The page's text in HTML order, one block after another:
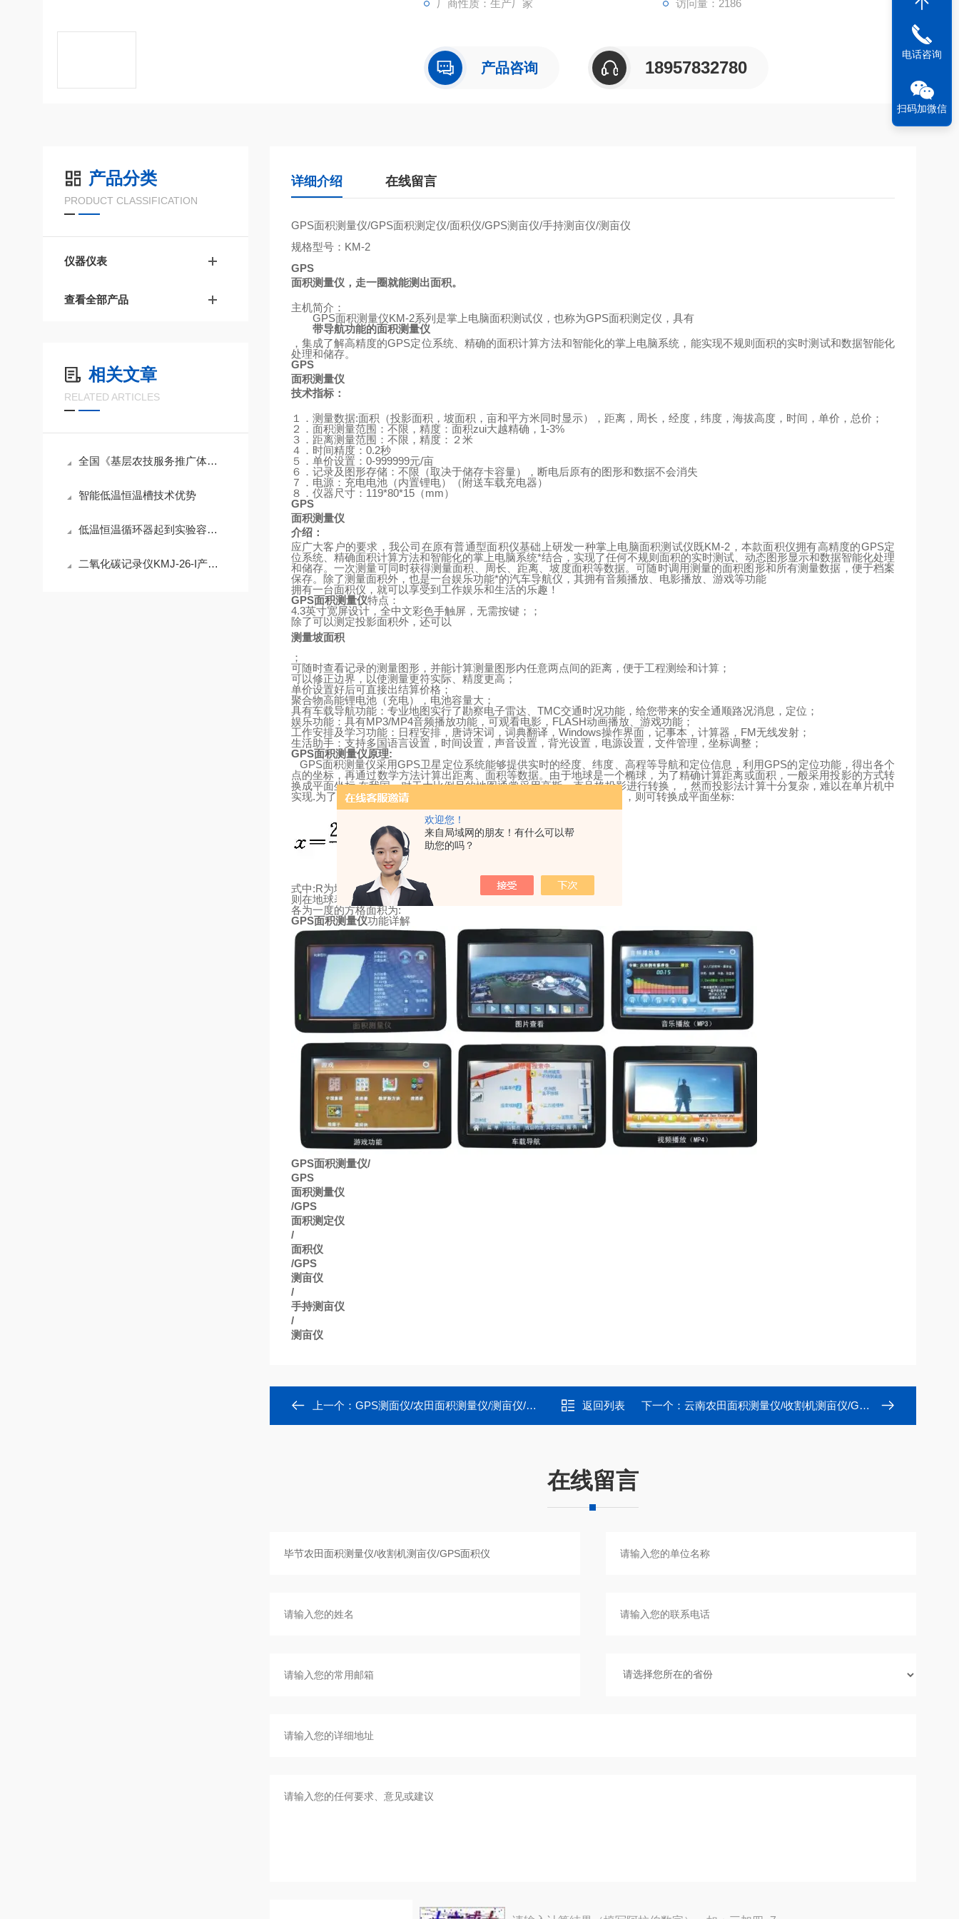
欢迎您！
来自局域网的朋友！有什么可以帮
助您的吗？
厂商性质：生产厂家 访问量：2186
产品咨询 18957832780
产品分类
PRODUCT CLASSIFICATION
仪器仪表
查看全部产品
相关文章
RELATED ARTICLES
全国《基层农技服务推广体系建设项目》配置清单
智能低温恒温槽技术优势
低温恒温循环器起到实验容器降温或恒温作用
二氧化碳记录仪KMJ-26-I产品简介
详细介绍 在线留言
GPS面积测量仪/GPS面积测定仪/面积仪/GPS测亩仪/手持测亩仪/测亩仪
规格型号： KM-2
GPS
面积测量仪，走一圈就能测出面积。
主机简介：
GPS面积测量仪KM-2系列是掌上电脑面积测试仪，也称为GPS面积测定仪，具有
带导航功能的面积测量仪
，集成了解高精度的GPS定位系统、精确的面积计算方法和智能化的掌上电脑系统，能实现不规则面积的实时测试和数据智能化
处理和储存。
GPS
面积测量仪
技术指标：
１．测量数据:面积（投影面积，坡面积，亩和平方米同时显示），距离，周长，经度，纬度，海拔高度，时间，单价，总价；
２．面积测量范围：不限，精度：面积zui大越精确， 1-3%
３．距离测量范围：不限，精度：２米
４．时间精度： 0.2秒
５．单价设置： 0-999999元/亩
６．记录及图形存储：不限（取决于储存卡容量），断电后原有的图形和数据不会消失
７．电源：充电电池（内置锂电）
（附送车载充电器）
８．仪器尺寸： 119*80*15（mm）
GPS
面积测量仪
介绍：
应广大客户的要求，我公司在原有普通型面积仪基础上研发一种掌上电脑面积测试仪既KM-2 ，本款面积仪拥有高精度的GPS定
位系统、精确面积计算方法和智能化的掌上电脑系统*结合，实现了任何不规则面积的实时测试、动态图形显示和数据智能化处理
和储存。一次测量可同时获得测量面积、周长、距离、坡度面积等数据。可随时调用测量的面积图形和所有测量数据，便于档案
保存。除了测量面积外，也是一台娱乐功能*的汽车导航仪，其拥有音频播放、电影播放、游戏等功能
拥有一台面积仪，就可以享受到工作娱乐和生活的乐趣！
GPS面积测量仪特点：
4.3英寸宽屏设计，全中文彩色手触屏，无需按键；；
除了可以测定投影面积外，还可以
测量坡面积
；
可随时查看记录的测量图形，并能计算测量图形内任意两点间的距离，便于工程测绘和计算；
可以修正边界，以使测量更符实际、精度更高；
单价设置好后可直接出结算价格；
聚合物高能锂电池（充电），电池容量大；
具有车载导航功能：专业地图实行了勘察电子雷达、 TMC交通时况功能，给您带来的安全通顺路况消息，定位；
娱乐功能：具有MP3/MP4音频播放功能，可观看电影， FLASH动画播放、游戏功能；
工作安排及学习功能：日程安排，唐诗宋词，词典翻译， Windows操作界面，记事本，计算器， FM无线发射；
生活助手：支持多国语言设置，时间设置，声音设置，背光设置，电源设置，文件管理，坐标调整；
GPS面积测量仪原理:
GPS面积测量仪采用GPS卫星定位系统能够提供实时的经度、纬度、高程等导航和定位信息，利用GPS的定位功能，得出各个
点的坐标，再通过数学方法计算出距离、面积等数据。由于地球是一个椭球，为了精确计算距离或面积，一般采用投影的方式转
换成平面坐标.在我国，对于大比例尺的地图通常采用高斯一克吕格投影进行转换，，然而投影法计算十分复杂，难以在单片机中
实现.为了简化计算，我们将地球视为正球体。取地 ，则可转换成平面坐标:
式中:R为地球半径，x 为经度 /m,y
则 在地球表面
经度处，经度差、纬度差
各为一度的方格面积为:
GPS面积测量仪功能详解
GPS面积测量仪/
GPS
面积测量仪
/GPS
面积测定仪
/
面积仪
/GPS
测亩仪
/
手持测亩仪
/
测亩仪
上一个： GPS测面仪/农田面积测量仪/测亩仪/地块面积测量仪器/GPS土地面积测量仪/GPS仪器 返回列表 下一个： 云南农田面积测量仪/收割机测亩仪/GPS面积仪
在线留言
电话咨询
扫码加微信